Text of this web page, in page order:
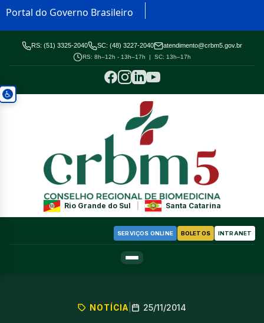
Portal do Governo Brasileiro
RS: (51) 3325-2040 SC: (48) 3227-2040 atendimento@crbm5.gov.br
RS: 8h–12h - 13h–17h | SC: 13h–17h
Rio Grande do Sul Santa Catarina
SERVIÇOS ONLINE BOLETOS INTRANET
NOTÍCIA 25/11/2014